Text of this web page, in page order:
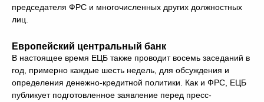
председателя ФРС и многочисленных других должностных
лиц.
Европейский центральный банк
В настоящее время ЕЦБ также проводит восемь заседаний в
год, примерно каждые шесть недель, для обсуждения и
определения денежно-кредитной политики. Как и ФРС, ЕЦБ
публикует подготовленное заявление перед пресс-